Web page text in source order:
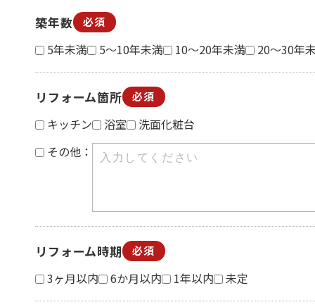
築年数 必須
5年未満 5～10年未満 10～20年未満 20～30年
リフォーム箇所 必須
キッチン 浴室
洗面化粧台
その他：
リフォーム時期 必須
3ヶ月以内 6か月以内 1年以内 未定